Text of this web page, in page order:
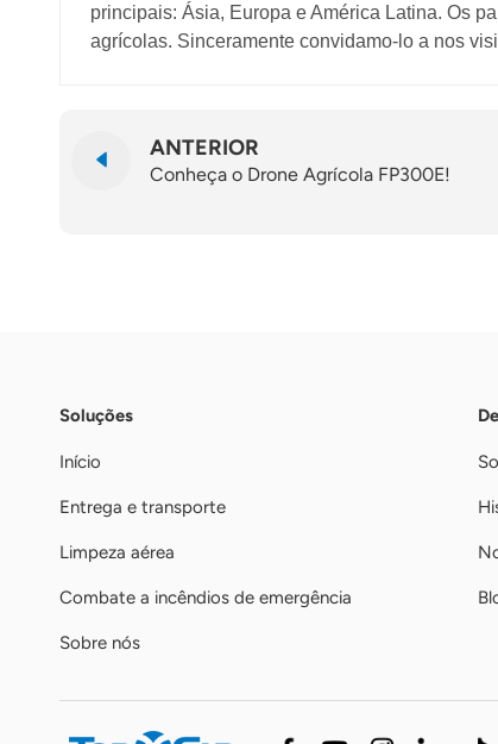
principais: Ásia, Europa e América Latina. Os
agrícolas. Sinceramente convidamo-lo a nos
ANTERIOR
Conheça o Drone Agrícola FP300E!
Soluções
Início
Entrega e transporte
Limpeza aérea
Combate a incêndios de emergência
Sobre nós